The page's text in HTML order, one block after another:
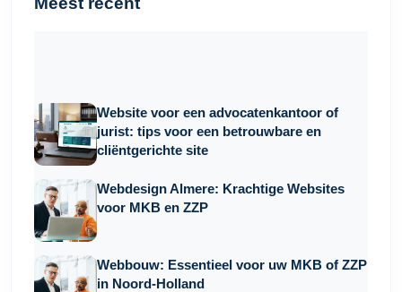
Website voor een advocatenkantoor of
jurist: tips voor een betrouwbare en
cliëntgerichte site
Webdesign Almere: Krachtige Websites
voor MKB en ZZP
Webbouw: Essentieel voor uw MKB of ZZP
in Noord-Holland